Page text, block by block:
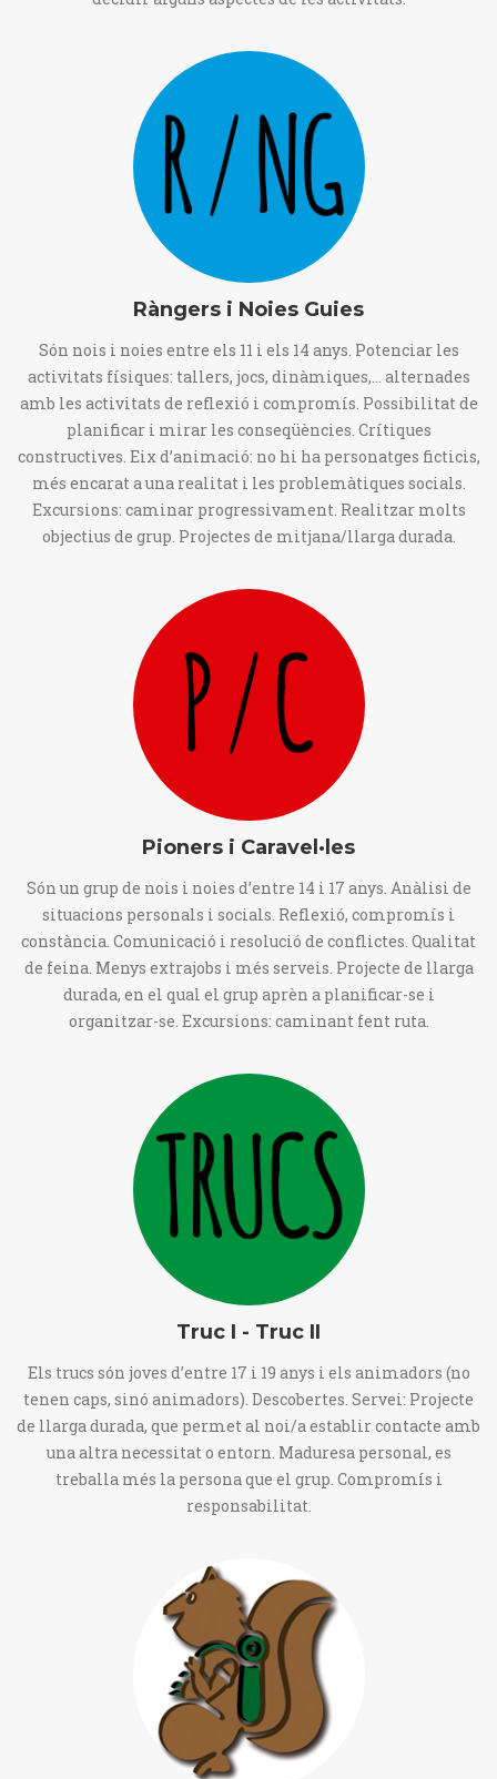
Ràngers i Noies Guies
Són nois i noies entre els 11 i els 14 anys. Potenciar les
activitats físiques: tallers, jocs, dinàmiques,... alternades
amb les activitats de reflexió i compromís. Possibilitat de
planificar i mirar les conseqüències. Crítiques
constructives. Eix d’animació: no hi ha personatges ficticis,
més encarat a una realitat i les problemàtiques socials.
Excursions: caminar progressivament. Realitzar molts
objectius de grup. Projectes de mitjana/llarga durada.
Pioners i Caravel·les
Són un grup de nois i noies d’entre 14 i 17 anys. Anàlisi de
situacions personals i socials. Reflexió, compromís i
constància. Comunicació i resolució de conflictes. Qualitat
de feina. Menys extrajobs i més serveis. Projecte de llarga
durada, en el qual el grup aprèn a planificar-se i
organitzar-se. Excursions: caminant fent ruta.
Truc I - Truc II
Els trucs són joves d’entre 17 i 19 anys i els animadors (no
tenen caps, sinó animadors). Descobertes. Servei: Projecte
de llarga durada, que permet al noi/a establir contacte amb
una altra necessitat o entorn. Maduresa personal, es
treballa més la persona que el grup. Compromís i
responsabilitat.